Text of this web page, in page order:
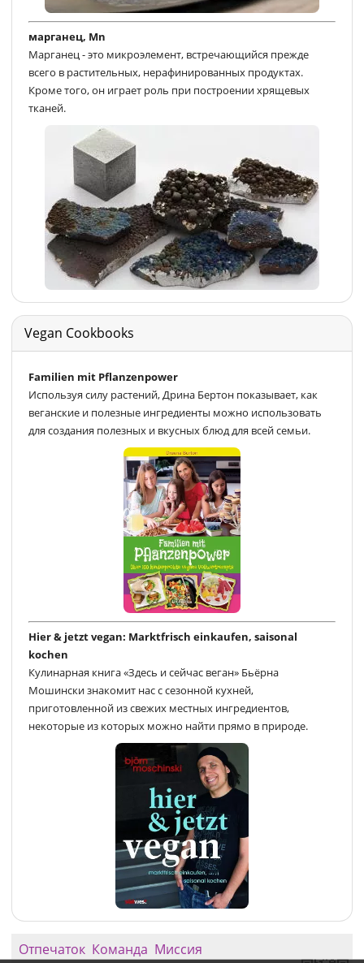
марганец, Mn
Марганец - это микроэлемент, встречающийся прежде
всего в растительных, нерафинированных продуктах.
Кроме того, он играет роль при построении хрящевых
тканей.
Vegan Cookbooks
Familien mit Pflanzenpower
Используя силу растений, Дрина Бертон показывает, как
веганские и полезные ингредиенты можно использовать
для создания полезных и вкусных блюд для всей семьи.
Hier & jetzt vegan: Marktfrisch einkaufen, saisonal
kochen
Кулинарная книга «Здесь и сейчас веган» Бьёрна
Мошински знакомит нас с сезонной кухней,
приготовленной из свежих местных ингредиентов,
некоторые из которых можно найти прямо в природе.
Отпечаток Команда Миссия